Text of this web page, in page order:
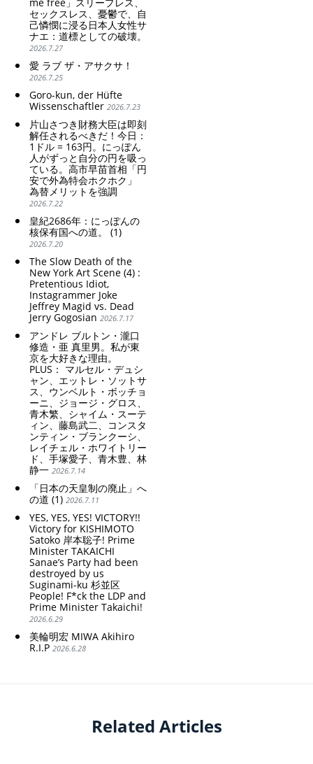
weak Yen makes the
Foreign Exchange Fund
Special Account happy" -
of the exchange rate
セックスレス、憂鬱で、自
己憐憫に浸る日本人女性サ
ナエ：道標としての破壊。
2026.7.27
愛 ラブ ザ・アサクサ！
2026.7.25
Goro-kun, der Hüfte
Wissenschaftler 2026.7.23
片山さつき財務大臣は即刻
解任されるべきだ！今日：
1ドル = 163円。にっぽん
人がずっと自分の円を吸っ
ている。高市早苗首相「円
安で外為特会ホクホク」
為替メリットを強調
2026.7.22
皇紀2686年：にっぽんの
核保有国への道。 (1)
2026.7.20
The Slow Death of the
New York Art Scene (4) :
Pretentious Idiot,
Instagrammer Joke
Jeffrey Magid vs. Dead
Jerry Gogosian 2026.7.17
アンドレ ブルトン・瀧口
修造・亜 真里男。私が東
京を大好きな理由。
PLUS： マルセル・デュシ
ャン、エットレ・ソットサ
ス、ウンベルト・ボッチョ
ーニ、ジョージ・グロス、
青木繁、シャイム・スーテ
ィン、藤島武二、コンスタ
ンティン・ブランクーシ、
レイチェル・ホワイトリー
ド、手塚愛子、青木豊、林
静一 2026.7.14
「日本の天皇制の廃止」へ
の道 (1) 2026.7.11
YES, YES, YES! VICTORY!!
Victory for KISHIMOTO
Satoko 岸本聡子! Prime
Minister TAKAICHI
Sanae’s Party had been
destroyed by us
Suginami-ku 杉並区
People! F*ck the LDP and
Prime Minister Takaichi!
2026.6.29
美輪明宏 MIWA Akihiro
R.I.P 2026.6.28
Related Articles